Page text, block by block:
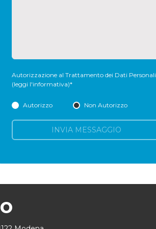
Autorizzazione al Trattamento dei Dati Personali
(leggi l'informativa)*
Autorizzo Non Autorizzo
INVIA MESSAGGIO